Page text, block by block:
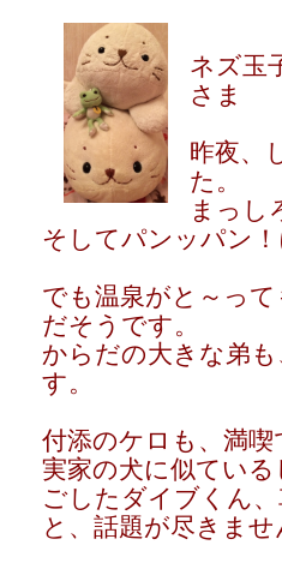
ネズ玉
さま
昨夜、
た。
まっし
そしてパンッパン
でも温泉がと～っ
だそうです。
からだの大きな弟
す。
付添のケロも、満
実家の犬に似てい
ごしたダイブくん
と、話題が尽きませ